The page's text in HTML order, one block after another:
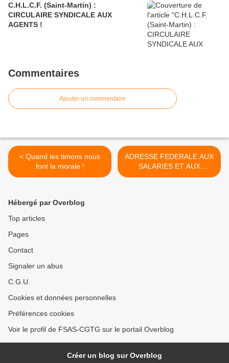
C.H.L.C.F. (Saint-Martin) :
CIRCULAIRE SYNDICALE AUX
AGENTS !
Commentaires
Ajouter un commentaire
< Quand les timons nous
font la morale !
ADRESSE FEDERALE AUX
SALARIES ET AUX
AGENTS : ACTIONS EN
Hébergé par Overblog
Top articles
Pages
Contact
Signaler un abus
C.G.U.
Cookies et données personnelles
Préférences cookies
Voir le profil de FSAS-CGTG sur le portail Overblog
Créer un blog sur Overblog